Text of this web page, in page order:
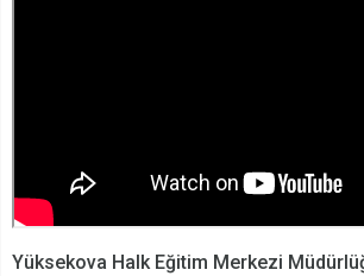
Yüksekova Halk Eğitim Merkezi